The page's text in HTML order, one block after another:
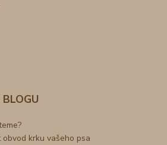
BLOGU
obvod krku vašeho psa